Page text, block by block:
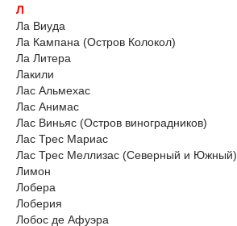
Л
Ла Виуда
Ла Кампана (Остров Колокол)
Ла Литера
Лакили
Лас Альмехас
Лас Анимас
Лас Виньяс (Остров виноградников)
Лас Трес Мариас
Лас Трес Меллизас (Северный и Южный)
Лимон
Лобера
Лоберия
Лобос де Афуэра